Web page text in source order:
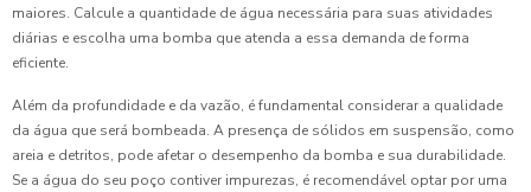
maiores. Calcule a quantidade de água necessária para suas atividades
diárias e escolha uma bomba que atenda a essa demanda de forma
eficiente.
Além da profundidade e da vazão, é fundamental considerar a qualidade
da água que será bombeada. A presença de sólidos em suspensão, como
areia e detritos, pode afetar o desempenho da bomba e sua durabilidade.
Se a água do seu poço contiver impurezas, é recomendável optar por uma